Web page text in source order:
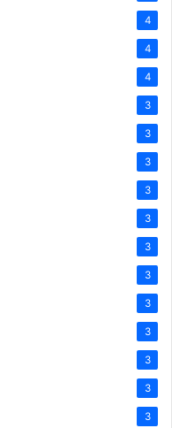
4
4
4
3
3
3
3
3
3
3
3
3
3
3
3